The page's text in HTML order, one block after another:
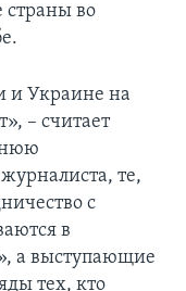
во
и Украине на
– считает
те,
с
в
а выступающие
тех, кто